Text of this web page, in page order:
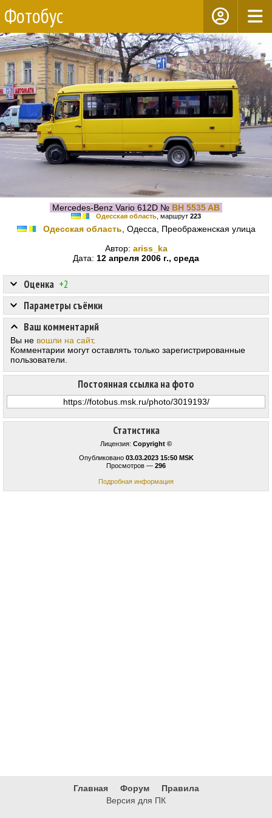
Фотобус
Mercedes-Benz Vario 612D № BH 5535 AB
Одесская область , маршрут 223
Одесская область , Одесса, Преображенская улица
Автор: ariss_ka
Дата: 12 апреля 2006 г., среда
Статистика
Лицензия: Copyright ©
Опубликовано 03.03.2023 15:50 MSK
Просмотров — 296
Подробная информация
Оценка +2
Постоянная ссылка на фото
Параметры съёмки
Ваш комментарий
Вы не вошли на сайт.
Комментарии могут оставлять только зарегистрированные
пользователи.
Главная Форум
Правила
Версия для ПК